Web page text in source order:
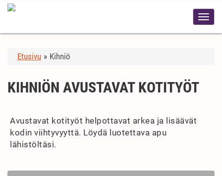
Etusivu » Kihniö
KIHNIÖN AVUSTAVAT KOTITYÖT
Avustavat kotityöt helpottavat arkea ja lisäävät
kodin viihtyvyyttä. Löydä luotettava apu
lähistöltäsi.